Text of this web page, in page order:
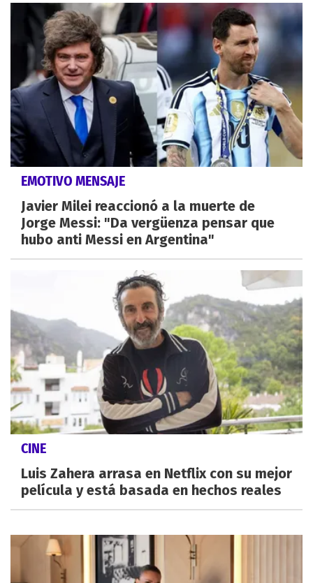
EMOTIVO MENSAJE
Javier Milei reaccionó a la muerte de
Jorge Messi: "Da vergüenza pensar que
hubo anti Messi en Argentina"
CINE
Luis Zahera arrasa en Netflix con su mejor
película y está basada en hechos reales